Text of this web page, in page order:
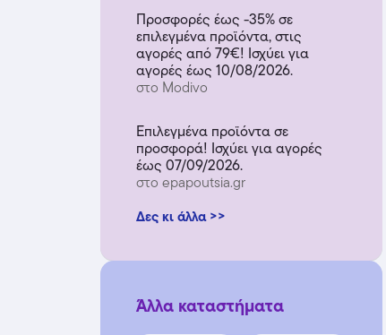
Προσφορές έως -35% σε
επιλεγμένα προϊόντα, στις
αγορές από 79€! Ισχύει για
αγορές έως 10/08/2026.
στο Modivo
Επιλεγμένα προϊόντα σε
προσφορά! Ισχύει για αγορές
έως 07/09/2026.
στο epapoutsia.gr
Δες κι άλλα >>
Άλλα καταστήματα